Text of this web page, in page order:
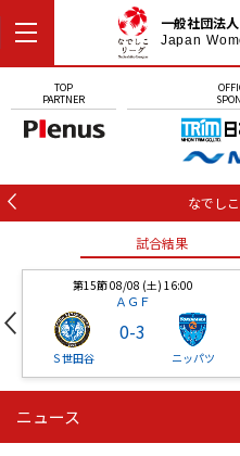
一般社団法
Japan
TOP
PARTNER
なでし
試合結果
第15節 08/08 (土) 16:00
ＡＧＦ
Ｓ世田谷
0-3
ニッパツ
第16節 09/05 (土) 15:00
ニッパツ
ニュース